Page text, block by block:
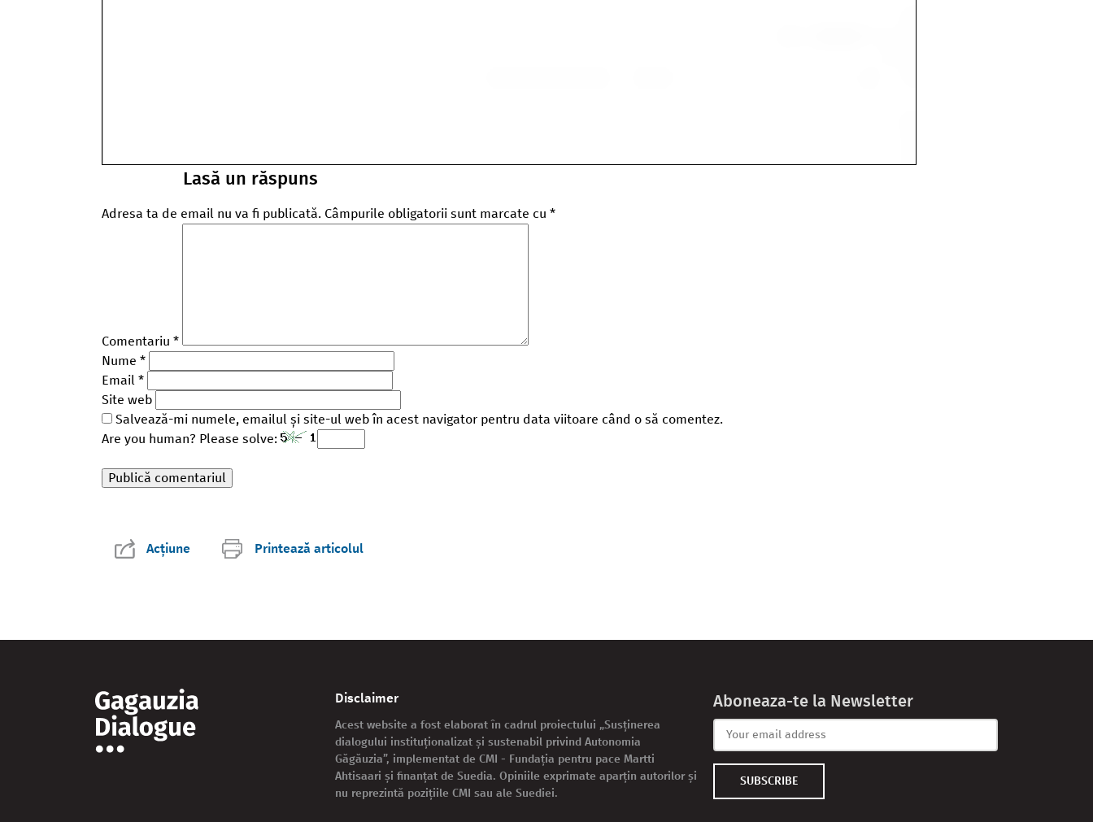
Lasă un răspuns
Adresa ta de email nu va fi publicată. Câmpurile obligatorii sunt marcate cu *
Comentariu *
Nume *
Email *
Site web
Salvează-mi numele, emailul și site-ul web în acest navigator pentru data viitoare când o să comentez.
Are you human? Please solve:
Acțiune Printează articolul
Disclaimer
Acest website a fost elaborat în cadrul proiectului „Susținerea
dialogului instituționalizat și sustenabil privind Autonomia
Găgăuzia”, implementat de CMI - Fundația pentru pace Martti
Ahtisaari și finanțat de Suedia. Opiniile exprimate aparțin autorilor și
nu reprezintă pozițiile CMI sau ale Suediei.
Aboneaza-te la Newsletter
SUBSCRIBE